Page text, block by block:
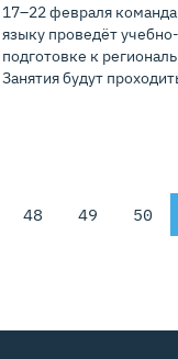
17–22 февраля
языку проведёт
подготовке к
Занятия будут
48 49 50